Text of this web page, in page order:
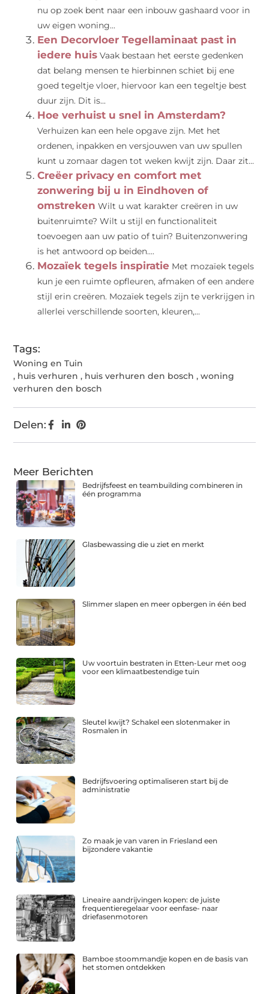
nu op zoek bent naar een inbouw gashaard voor in
uw eigen woning...
Een Decorvloer Tegellaminaat past in
iedere huis Vaak bestaan het eerste gedenken
dat belang mensen te hierbinnen schiet bij ene
goed tegeltje vloer, hiervoor kan een tegeltje best
duur zijn. Dit is...
Hoe verhuist u snel in Amsterdam?
Verhuizen kan een hele opgave zijn. Met het
ordenen, inpakken en versjouwen van uw spullen
kunt u zomaar dagen tot weken kwijt zijn. Daar zit...
Creëer privacy en comfort met
zonwering bij u in Eindhoven of
omstreken Wilt u wat karakter creëren in uw
buitenruimte? Wilt u stijl en functionaliteit
toevoegen aan uw patio of tuin? Buitenzonwering
is het antwoord op beiden....
Mozaïek tegels inspiratie Met mozaïek tegels
kun je een ruimte opfleuren, afmaken of een andere
stijl erin creëren. Mozaïek tegels zijn te verkrijgen in
allerlei verschillende soorten, kleuren,...
Tags:
Woning en Tuin
, huis verhuren , huis verhuren den bosch ,woning
verhuren den bosch
Delen:
Meer Berichten
Bedrijfsfeest en teambuilding combineren in
één programma
Glasbewassing die u ziet en merkt
Slimmer slapen en meer opbergen in één bed
Uw voortuin bestraten in Etten-Leur met oog
voor een klimaatbestendige tuin
Sleutel kwijt? Schakel een slotenmaker in
Rosmalen in
Bedrijfsvoering optimaliseren start bij de
administratie
Zo maak je van varen in Friesland een
bijzondere vakantie
Lineaire aandrijvingen kopen: de juiste
frequentieregelaar voor eenfase- naar
driefasenmotoren
Bamboe stoommandje kopen en de basis van
het stomen ontdekken